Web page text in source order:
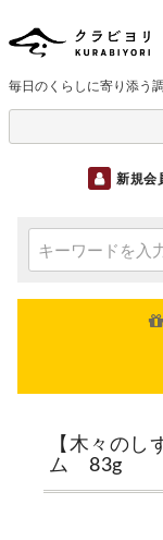
毎日のくらしに寄り添う
新規会
【木々のし
ム 83g